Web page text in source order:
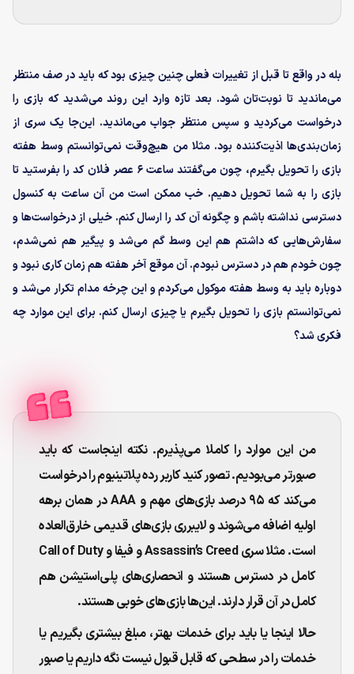
بله در واقع تا قبل از تغییرات فعلی چنین چیزی بود که باید در صف منتظر
می‌ماندید تا نوبت‌تان شود. بعد تازه وارد این روند می‌شدید که بازی را
درخواست می‌کردید و سپس منتظر جواب می‌ماندید. این‌جا یک سری از
زمان‌بندی‌ها اذیت‌کننده بود. مثلا من هیچ‌وقت نمی‌توانستم وسط هفته
بازی را تحویل بگیرم، چون می‌گفتند ساعت ۶ عصر فلان کد را بفرستید تا
بازی را به شما تحویل دهیم. خب ممکن است من آن ساعت به کنسول
دسترسی نداشته باشم و چگونه آن کد را ارسال کنم. خیلی از درخواست‌ها و
سفارش‌هایی که داشتم هم این وسط گم می‌شد و پیگیر هم نمی‌شدم،
چون خودم هم در دسترس نبودم. آن موقع آخر هفته هم زمان کاری نبود و
دوباره باید به وسط هفته موکول می‌کردم و این چرخه مدام تکرار می‌شد و
نمی‌توانستم بازی را تحویل بگیرم یا چیزی ارسال کنم. برای این موارد چه
فکری شد؟
من این موارد را کاملا می‌پذیرم. نکته اینجاست که باید
صبورتر می‌بودیم. تصور کنید کاربر رده پلاتینیوم را درخواست
می‌کند که ۹۵ درصد بازی‌های مهم و AAA در همان برهه
اولیه اضافه می‌شوند و لایبرری بازی‌های قدیمی خارق‌العاده
است. مثلا سری Assassin’s Creed و فیفا و Call of Duty
کامل در دسترس هستند و انحصاری‌های پلی‌استیشن هم
کامل در آن قرار دارند. این‌ها بازی‌های خوبی هستند.
حالا اینجا یا باید برای خدمات بهتر، مبلغ بیشتری بگیریم یا
خدمات را در سطحی که قابل قبول نیست نگه داریم یا صبور